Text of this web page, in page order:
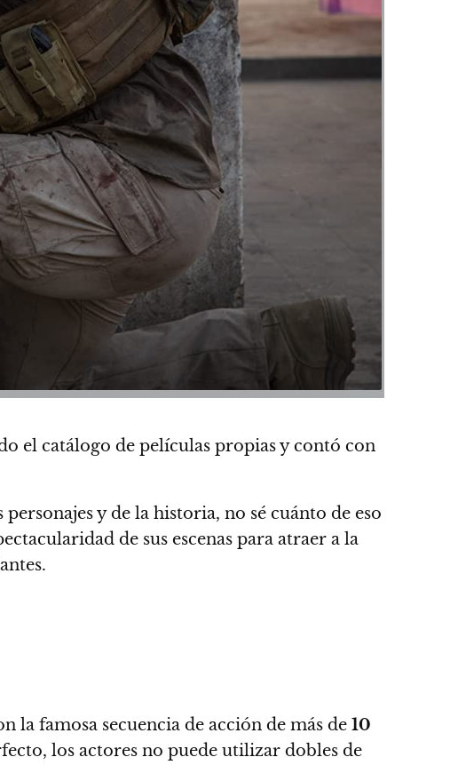
el catálogo de películas propias y contó con
y de la historia, no sé cuánto de eso
de sus escenas para atraer a la
famosa secuencia de acción de más de 10
los actores no puede utilizar dobles de